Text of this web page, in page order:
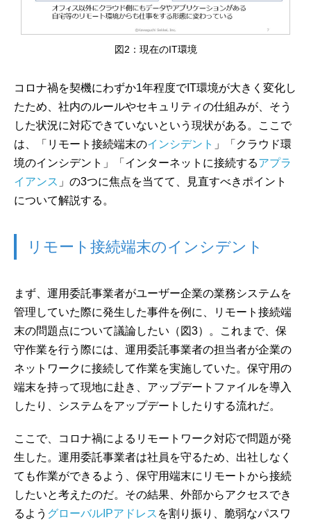
図2：現在のIT環境
コロナ禍を契機にわずか1年程度でIT環境が大きく変化し
たため、社内のルールやセキュリティの仕組みが、そう
した状況に対応できていないという現状がある。ここで
は、「リモート接続端末のインシデント 」「クラウド環
境のインシデント」「インターネットに接続するアプラ
イアンス 」の3つに焦点を当てて、見直すべきポイント
について解説する。
リモート接続端末のインシデント
まず、運用委託事業者がユーザー企業の業務システムを
管理していた際に発生した事件を例に、リモート接続端
末の問題点について議論したい（図3）。これまで、保
守作業を行う際には、運用委託事業者の担当者が企業の
ネットワークに接続して作業を実施していた。保守用の
端末を持って現地に赴き、アップデートファイルを導入
したり、システムをアップデートしたりする流れだ。
ここで、コロナ禍によるリモートワーク対応で問題が発
生した。運用委託事業者は社員を守るため、出社しなく
ても作業ができるよう、保守用端末にリモートから接続
したいと考えたのだ。その結果、外部からアクセスでき
るよう グローバルIPアドレス を割り振り、脆弱なパスワ